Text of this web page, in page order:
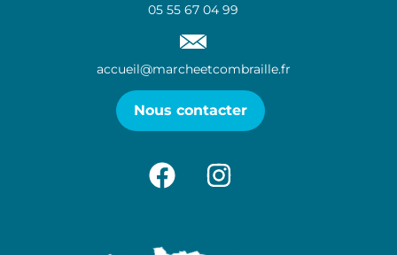
05 55 67 04 99
accueil@marcheetcombraille.fr
Nous contacter